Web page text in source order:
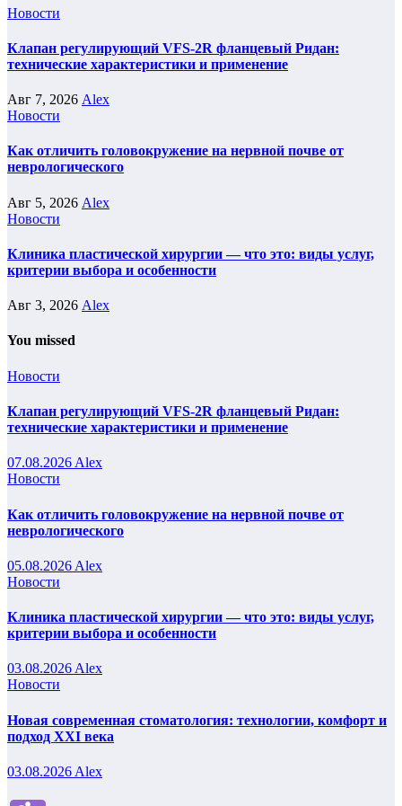
Новости
Клапан регулирующий VFS-2R фланцевый Ридан:
технические характеристики и применение
Авг 7, 2026 Alex
Новости
Как отличить головокружение на нервной почве от
неврологического
Авг 5, 2026 Alex
Новости
Клиника пластической хирургии — что это: виды услуг,
критерии выбора и особенности
Авг 3, 2026 Alex
You missed
Новости
Клапан регулирующий VFS-2R фланцевый Ридан:
технические характеристики и применение
07.08.2026 Alex
Новости
Как отличить головокружение на нервной почве от
неврологического
05.08.2026 Alex
Новости
Клиника пластической хирургии — что это: виды услуг,
критерии выбора и особенности
03.08.2026 Alex
Новости
Новая современная стоматология: технологии, комфорт и
подход XXI века
03.08.2026 Alex